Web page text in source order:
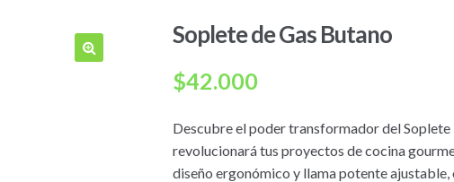
Soplete de Gas Butano
$42.000
Descubre el poder transformador del
revolucionará tus proyectos de cocina
diseño ergonómico y llama potente